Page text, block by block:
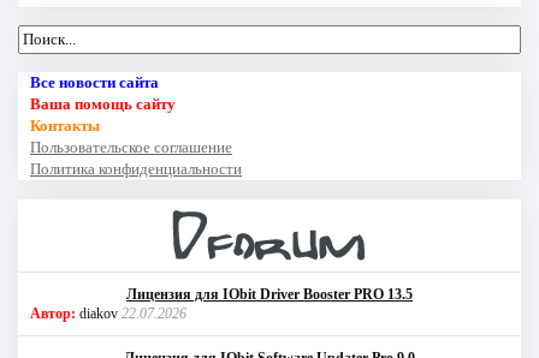
Все новости сайта
Ваша помощь сайту
Контакты
Пользовательское соглашение
Политика конфиденциальности
Лицензия для IObit Driver Booster PRO 13.5
Автор: diakov 22.07.2026